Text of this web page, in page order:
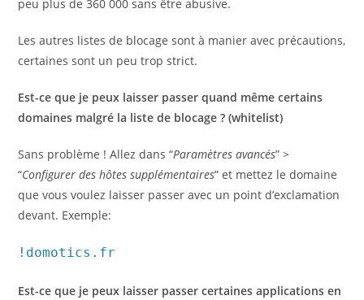
peu plus de 360 000 sans être abusive.
Les autres listes de blocage sont à manier avec précautions,
certaines sont un peu trop strict.
Est-ce que je peux laisser passer quand même certains
domaines malgré la liste de blocage ? (whitelist)
Sans problème ! Allez dans “Paramètres avancés” >
“Configurer des hôtes supplémentaires” et mettez le domaine
que vous voulez laisser passer avec un point d’exclamation
devant. Exemple:
!domotics.fr
Est-ce que je peux laisser passer certaines applications en